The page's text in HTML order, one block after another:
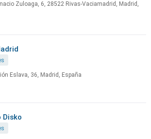
Zuloaga, 6, 28522 Rivas-Vaciamadrid, Madrid,
Eslava, 36, Madrid, España
Disko